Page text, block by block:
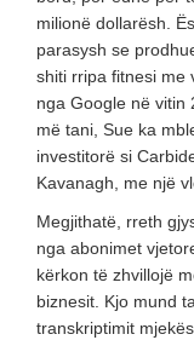
milionë dollarësh.
parasysh se
shiti rripa fitnesi me
nga Google në vitin
më tani, Sue ka
investitorë si
Kavanagh, me një
Megjithatë, rreth
nga abonimet
kërkon të zhvillojë
biznesit. Kjo mund
transkriptimit